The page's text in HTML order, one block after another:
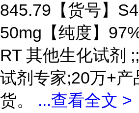
845.79【货号】
50mg【纯度】
RT 其他生化试剂
试剂专家;20万+产
货。 ...查看全文 >